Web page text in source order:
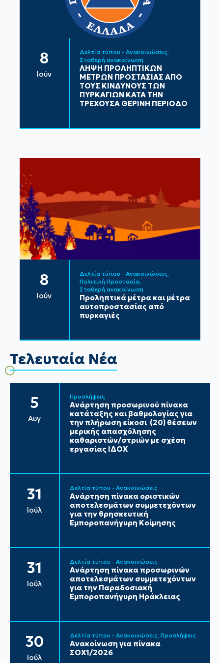
8
Ιούν
Δελτία τύπου - Ανακοινώσεις
Σταθερή ανακοίνωση
ΛΗΨΗ ΠΡΟΛΗΠΤΙΚΩΝ
ΜΕΤΡΩΝ ΠΡΟΣΤΑΣΙΑΣ ΑΠΟ
ΤΟΥΣ ΚΙΝΔΥΝΟΥΣ ΤΩΝ
ΠΥΡΚΑΓΙΩΝ ΚΑΤΑ ΤΗΝ
ΤΡΕΧΟΥΣΑ ΘΕΡΙΝΗ ΠΕΡΙΟΔΟ
8
Ιούν
Δελτία τύπου - Ανακοινώσεις
Πολιτική Προστασία
Σταθερή ανακοίνωση
Προληπτικά μέτρα και μέτρα
αυτοπροστασίας από
πυρκαγιές
Τελευταία Νέα
5
Αυγ
Προσλήψεις
Ανάρτηση προσωρινού πίνακα
κατάταξης και βαθμολογίας για
την πλήρωση είκοσι (20) θέσεων
μερικής απασχόλησης
καθαριστών/στριών με σχέση
εργασίας ΙΔΟΧ
31
Ιούλ
Δελτία τύπου - Ανακοινώσεις
Ανάρτηση πίνακα οριστικών
αποτελεσμάτων συμμετεχόντων
για την θρησκευτική
Εμποροπανήγυρη Κοίμησης
31
Ιούλ
Δελτία τύπου - Ανακοινώσεις
Ανάρτηση πίνακα προσωρινών
αποτελεσμάτων συμμετεχόντων
για την Παραδοσιακή
Εμποροπανήγυρη Ηράκλειας
30
Ιούλ
Δελτία τύπου - Ανακοινώσεις Προσλήψεις
Ανακοίνωση για πίνακα
ΣΟΧ1/2026